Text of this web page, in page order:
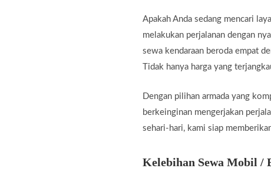
Apakah Anda sedang mencari
melakukan perjalanan dengan
sewa kendaraan beroda empat
Tidak hanya harga yang
Dengan pilihan armada yang
berkeinginan mengerjakan
sehari-hari, kami siap
Kelebihan Sewa Mobil /